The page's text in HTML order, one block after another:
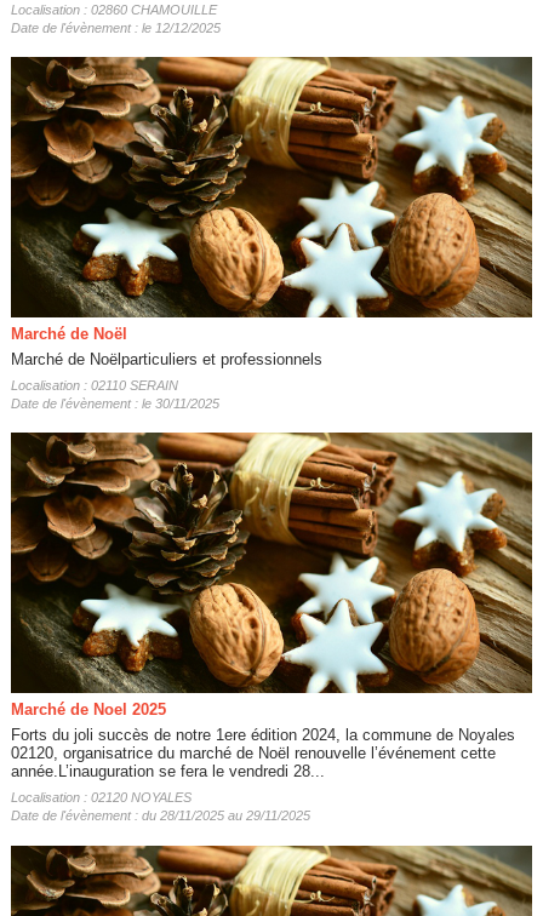
Localisation : 02860 CHAMOUILLE
Date de l'évènement : le 12/12/2025
Marché de Noël
Marché de Noëlparticuliers et professionnels
Localisation : 02110 SERAIN
Date de l'évènement : le 30/11/2025
Marché de Noel 2025
Forts du joli succès de notre 1ere édition 2024, la commune de Noyales
02120, organisatrice du marché de Noël renouvelle l’événement cette
année.L’inauguration se fera le vendredi 28...
Localisation : 02120 NOYALES
Date de l'évènement : du 28/11/2025 au 29/11/2025